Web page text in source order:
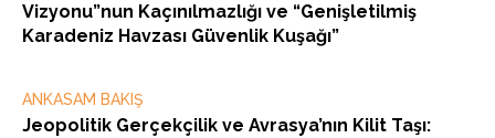
Vizyonu”nun Kaçınılmazlığı ve “Genişletilmiş
Karadeniz Havzası Güvenlik Kuşağı”
ANKASAM BAKIŞ
Jeopolitik Gerçekçilik ve Avrasya’nın Kilit Taşı: